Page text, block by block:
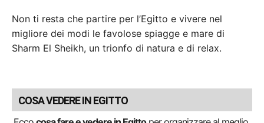
Non ti resta che partire per l’Egitto e vivere nel
migliore dei modi le favolose spiagge e mare di
Sharm El Sheikh, un trionfo di natura e di relax.
COSA VEDERE IN EGITTO